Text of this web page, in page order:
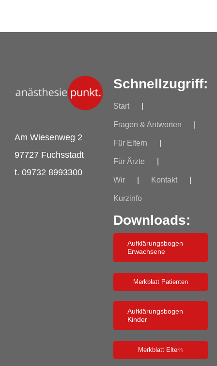
Am Wiesenweg 2
97727 Fuchsstadt
t. 09732 8993300
Schnellzugriff:
Start
Fragen & Antworten
Für Eltern
Für Ärzte
Wir Kontakt
Kurzinfo
Downloads:
Aufklärungsbogen
Erwachsene
Merkblatt Patienten
Aufklärungsbogen
Kinder
Merkblatt Eltern